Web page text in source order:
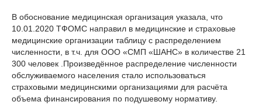
В обоснование медицинская организация указала, что
10.01.2020 ТФОМС направил в медицинские и страховые
медицинские организации таблицу с распределением
численности, в т.ч. для ООО «СМП «ШАНС» в количестве 21
300 человек .Произведённое распределение численности
обслуживаемого населения стало использоваться
страховыми медицинскими организациями для расчёта
объема финансирования по подушевому нормативу.